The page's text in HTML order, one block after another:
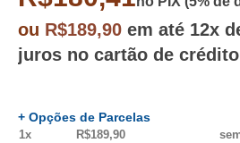
ou R$189,90 em até 12x
juros no cartão de crédito
+ Opções de Parcelas
1x R$189,90